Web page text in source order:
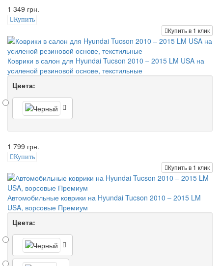
1 349 грн.
Купить
Купить в 1 клик
Коврики в салон для Hyundai Tucson 2010 – 2015 LM USA на
усиленой резиновой основе, текстильные
Цвета:
1 799 грн.
Купить
Купить в 1 клик
Автомобильные коврики на Hyundai Tucson 2010 – 2015 LM
USA, ворсовые Премиум
Цвета: